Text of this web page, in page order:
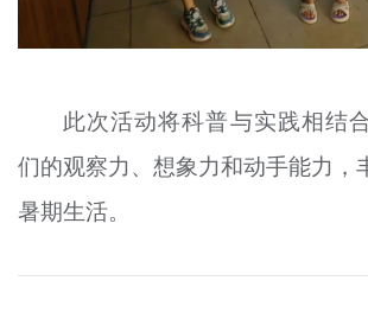
此次活动将科普与实践相结
们的观察力、想象力和动手能力，
暑期生活。